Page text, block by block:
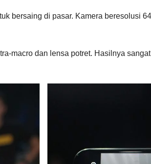
bersaing di pasar. Kamera beresolusi
macro dan lensa potret. Hasilnya